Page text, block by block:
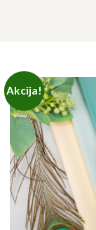
Akcija!